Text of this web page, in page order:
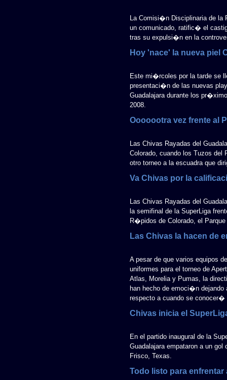
La Comisi�n Disciplinaria de
un comunicado, ratific� el
tras su expulsi�n en la
Hoy 'nace' la nueva piel
Este mi�rcoles por la tarde se
presentaci�n de las nuevas
Guadalajara durante los
2008.
Ooooootra vez frente al
Las Chivas Rayadas del
Colorado, cuando los Tuzos del
otro torneo a la escuadra que
Va Chivas por la
Las Chivas Rayadas del
la semifinal de la SuperLiga
R�pidos de Colorado, el
Las Chivas la hacen de
A pesar de que varios equipos
uniformes para el torneo de
Atlas, Morelia y Pumas, la
han hecho de emoci�n dejando
respecto a cuando se conocer�
Chivas inicia el
En el partido inaugural de la
Guadalajara empataron a un
Frisco, Texas.
Todo listo para enfrentar